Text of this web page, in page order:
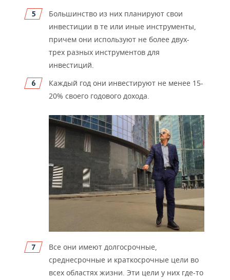
Большинство из них планируют свои
инвестиции в те или иные инструменты,
причем они используют не более двух-
трех разных инструментов для
инвестиций.
Каждый год они инвестируют не менее 15-
20% своего годового дохода.
Все они имеют долгосрочные,
среднесрочные и краткосрочные цели во
всех областях жизни. Эти цели у них где-то